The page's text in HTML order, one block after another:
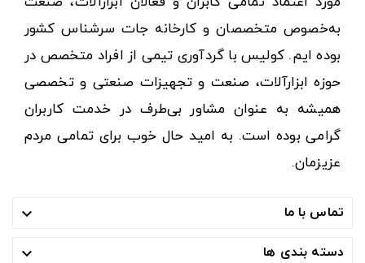
به‌خصوص متخصصان و کارخانه جات سرشناس کشور
بوده ایم. کولیس با گردآوری تیمی از افراد متخصص در
حوزه ابزارآلات، صنعت و تجهیزات صنعتی و تخصصی
همیشه به عنوان مشاور بی‌طرف در خدمت کاربران
گرامی بوده است. به امید حال خوب برای تمامی مردم
عزیزمان.
تماس با ما 
دسته بندی ها 